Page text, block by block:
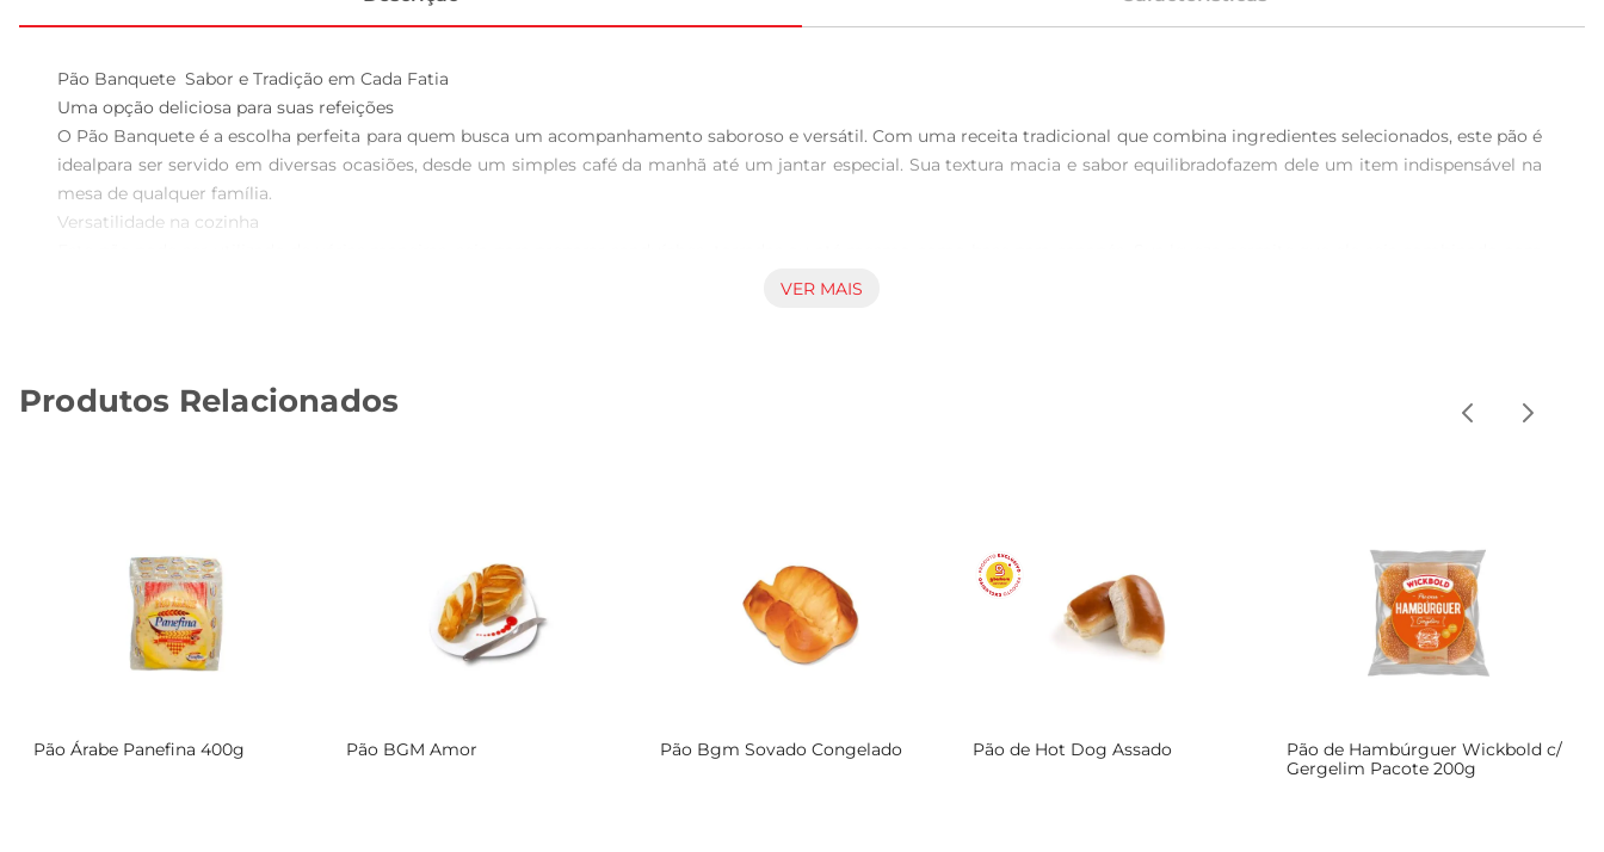
Pão Banquete  Sabor e Tradição em Cada Fatia
Uma opção deliciosa para suas refeições
O Pão Banquete é a escolha perfeita para quem busca um acompanhamento saboroso e versátil. Com uma receita tradicional que combina ingredientes selecionados, este pão é
idealpara ser servido em diversas ocasiões, desde um simples café da manhã até um jantar especial. Sua textura macia e sabor equilibradofazem dele um item indispensável na
mesa de qualquer família.
Versatilidade na cozinha
diferentes recheios e acompanhamentos, proporcionando uma experiência gastronômica única. Além disso, é uma excelente opção para ser servido em festas e eventos,
em um pão que não só é gostoso, mas também traz a sensação de aconchego e bemestar. É umaescolha que reflete cuidado e atenção aos detalhes, características que você
Inclua o Pão Banquete em suas refeições e descubra como ele pode transformar o simples em extraordinário. Seja para um lanche rápido ou uma refeição elaborada, este pão é a
escolha certa para quem valoriza sabor e qualidade.
VER MAIS
Produtos Relacionados
Pão Árabe Panefina 400g Pão BGM Amor Pão Bgm Sovado Congelado Pão de Hot Dog Assado
Pão de Hambúrguer Wickbold c/
Gergelim Pacote 200g